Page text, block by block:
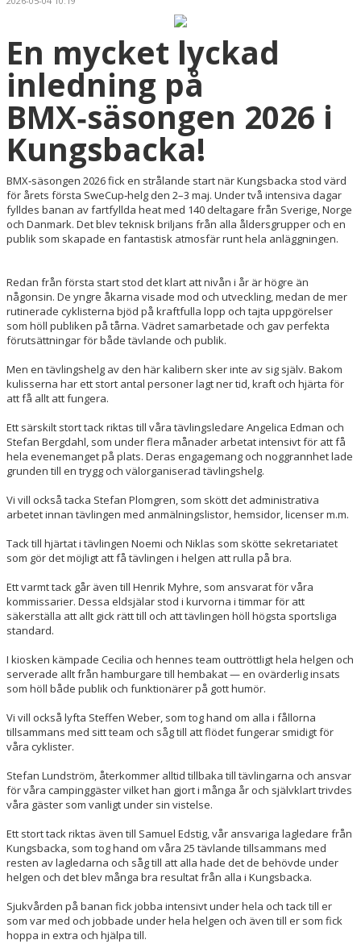
En mycket lyckad
inledning på
BMX‑säsongen 2026 i
Kungsbacka!
BMX‑säsongen 2026 fick en strålande start när Kungsbacka stod värd
för årets första SweCup‑helg den 2–3 maj. Under två intensiva dagar
fylldes banan av fartfyllda heat med 140 deltagare från Sverige, Norge
och Danmark. Det blev teknisk briljans från alla åldersgrupper och en
publik som skapade en fantastisk atmosfär runt hela anläggningen.
Redan från första start stod det klart att nivån i år är högre än
någonsin. De yngre åkarna visade mod och utveckling, medan de mer
rutinerade cyklisterna bjöd på kraftfulla lopp och tajta uppgörelser
som höll publiken på tårna. Vädret samarbetade och gav perfekta
förutsättningar för både tävlande och publik.
Men en tävlingshelg av den här kalibern sker inte av sig själv. Bakom
kulisserna har ett stort antal personer lagt ner tid, kraft och hjärta för
att få allt att fungera.
Ett särskilt stort tack riktas till våra tävlingsledare Angelica Edman och
Stefan Bergdahl, som under flera månader arbetat intensivt för att få
hela evenemanget på plats. Deras engagemang och noggrannhet lade
grunden till en trygg och välorganiserad tävlingshelg.
Vi vill också tacka Stefan Plomgren, som skött det administrativa
arbetet innan tävlingen med anmälningslistor, hemsidor, licenser m.m.
Tack till hjärtat i tävlingen Noemi och Niklas som skötte sekretariatet
som gör det möjligt att få tävlingen i helgen att rulla på bra.
Ett varmt tack går även till Henrik Myhre, som ansvarat för våra
kommissarier. Dessa eldsjälar stod i kurvorna i timmar för att
säkerställa att allt gick rätt till och att tävlingen höll högsta sportsliga
standard.
I kiosken kämpade Cecilia och hennes team outtröttligt hela helgen och
serverade allt från hamburgare till hembakat — en ovärderlig insats
som höll både publik och funktionärer på gott humör.
Vi vill också lyfta Steffen Weber, som tog hand om alla i fållorna
tillsammans med sitt team och såg till att flödet fungerar smidigt för
våra cyklister.
Stefan Lundström, återkommer alltid tillbaka till tävlingarna och ansvar
för våra campinggäster vilket han gjort i många år och självklart trivdes
våra gäster som vanligt under sin vistelse.
Ett stort tack riktas även till Samuel Edstig, vår ansvariga lagledare från
Kungsbacka, som tog hand om våra 25 tävlande tillsammans med
resten av lagledarna och såg till att alla hade det de behövde under
helgen och det blev många bra resultat från alla i Kungsbacka.
Sjukvården på banan fick jobba intensivt under hela och tack till er
som var med och jobbade under hela helgen och även till er som fick
hoppa in extra och hjälpa till.